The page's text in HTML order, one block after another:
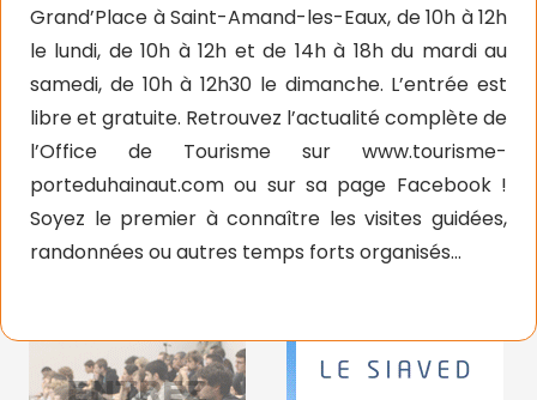
Grand’Place à Saint-Amand-les-Eaux, de 10h à 12h
le lundi, de 10h à 12h et de 14h à 18h du mardi au
samedi, de 10h à 12h30 le dimanche. L’entrée est
libre et gratuite. Retrouvez l’actualité complète de
l’Office de Tourisme sur www.tourisme-
porteduhainaut.com ou sur sa page Facebook !
Soyez le premier à connaître les visites guidées,
randonnées ou autres temps forts organisés…